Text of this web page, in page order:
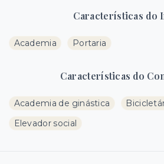
Características do
Academia Portaria
Características do
Academia de ginástica
Elevador social